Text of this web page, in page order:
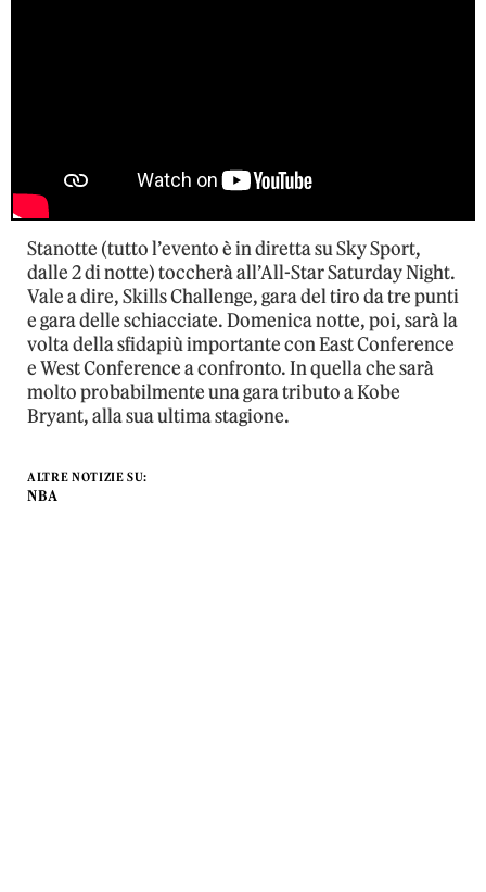
Stanotte (tutto l’evento è in diretta su Sky Sport,
dalle 2 di notte) toccherà all’All-Star Saturday Night.
Vale a dire, Skills Challenge, gara del tiro da tre punti
e gara delle schiacciate. Domenica notte, poi, sarà la
volta della sfidapiù importante con East Conference
e West Conference a confronto. In quella che sarà
molto probabilmente una gara tributo a Kobe
Bryant, alla sua ultima stagione.
ALTRE NOTIZIE SU:
NBA